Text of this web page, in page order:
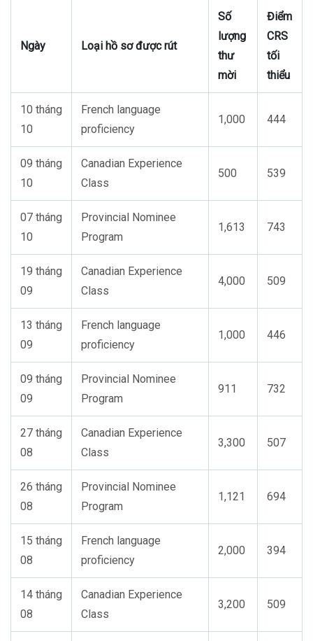
Ngày Loại hồ sơ được rút
Số
lượng
thư
mời
Điểm
CRS
tối
thiểu
10 tháng
10
French language
proficiency
1,000 444
09 tháng
10
Canadian Experience
Class
500 539
07 tháng
10
Provincial Nominee
Program
1,613 743
19 tháng
09
Canadian Experience
Class
4,000 509
13 tháng
09
French language
proficiency
1,000 446
09 tháng
09
Provincial Nominee
Program
911 732
27 tháng
08
Canadian Experience
Class
3,300 507
26 tháng
08
Provincial Nominee
Program
1,121 694
15 tháng
08
French language
proficiency
2,000 394
14 tháng
08
Canadian Experience
Class
3,200 509